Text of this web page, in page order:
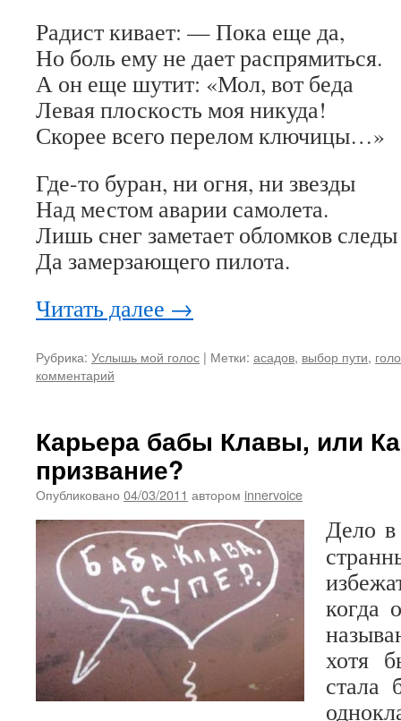
Радист кивает: — Пока еще да,
Но боль ему не дает распрямиться.
А он еще шутит: «Мол, вот беда
Левая плоскость моя никуда!
Скорее всего перелом ключицы…»
Где-то буран, ни огня, ни звезды
Над местом аварии самолета.
Лишь снег заметает обломков следы
Да замерзающего пилота.
Читать далее →
Рубрика: Услышь мой голос | Метки: асадов, выбор пути,
комментарий
Карьера бабы Клавы, или
призвание?
Опубликовано 04/03/2011 автором innervoice
Дело в
когда
хотя
стала